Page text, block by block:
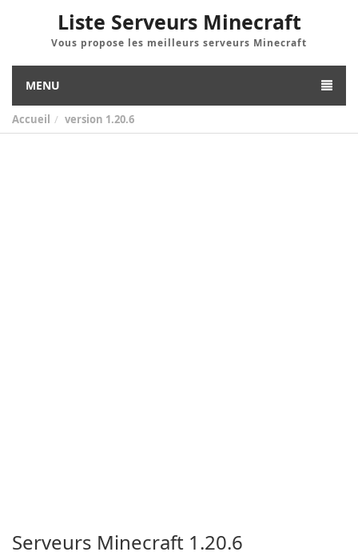
Liste Serveurs Minecraft
Vous propose les meilleurs serveurs Minecraft
MENU
Accueil version 1.20.6
Serveurs Minecraft 1.20.6